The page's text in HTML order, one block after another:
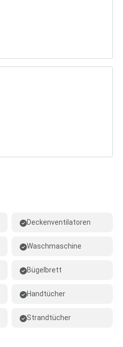
Deckenventilatoren
Waschmaschine
Bügelbrett
Handtücher
Strandtücher